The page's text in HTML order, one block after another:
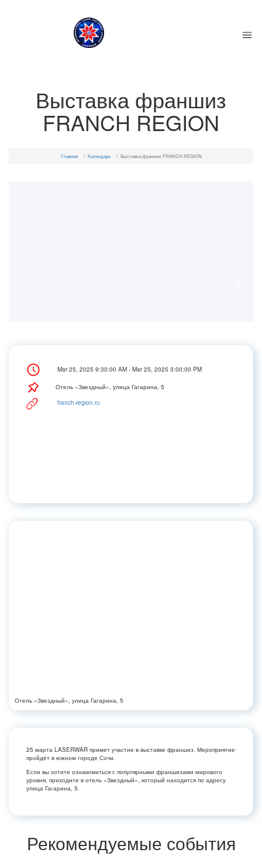
Выставка франшиз
FRANCH REGION
Главная Календарь Выставка франшиз FRANCH REGION
Mar 25, 2025 9:30:00 AM - Mar 25, 2025 3:00:00 PM
Отель «Звездный», улица Гагарина, 5
franch-region.ru
Отель «Звездный», улица Гагарина, 5
25 марта LASERWAR примет участие в выставке франшиз. Мероприятие
пройдёт в южном городе Сочи.
Если вы хотите ознакомиться с популярными франшизами мирового
уровня, приходите в отель «Звездный», который находится по адресу
улица Гагарина, 5.
Рекомендуемые события